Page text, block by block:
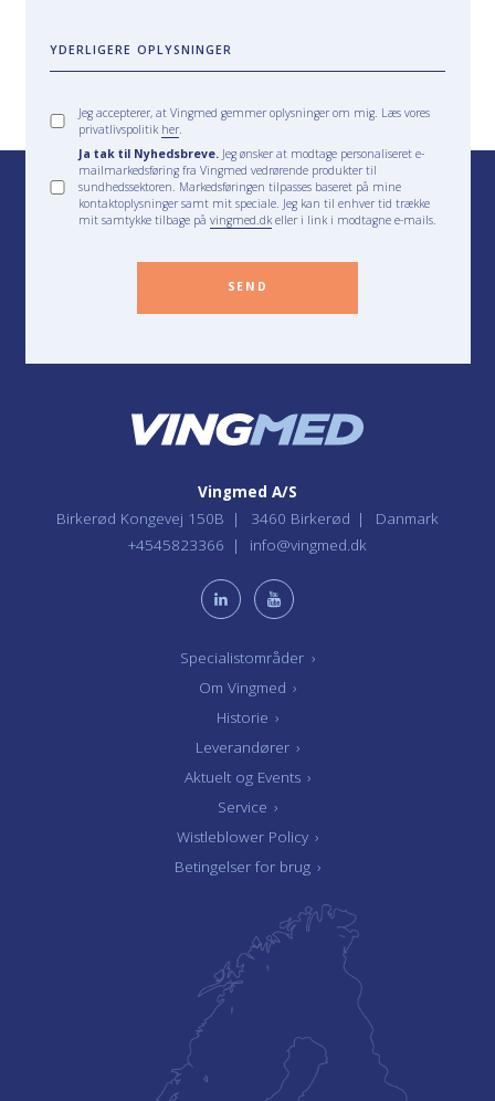
YDERLIGERE OPLYSNINGER
Jeg accepterer, at Vingmed gemmer oplysninger om mig. Læs vores
privatlivspolitik her
Ja tak til Nyhedsbreve. Jeg ønsker at modtage personaliseret e-
mailmarkedsføring fra Vingmed vedrørende produkter til
sundhedssektoren. Markedsføringen tilpasses baseret på mine
kontaktoplysninger samt mit speciale. Jeg kan til enhver tid trække
mit samtykke tilbage påvingmed.dkeller i link i modtagne e-mails.
SEND
Specialistområder ›
Om Vingmed ›
Historie ›
Leverandører ›
Aktuelt og Events ›
Service ›
Wistleblower Policy ›
Betingelser for brug ›
Vingmed A/S
Birkerød Kongevej 150B
3460 Birkerød
Danmark
+4545823366
info@vingmed.dk